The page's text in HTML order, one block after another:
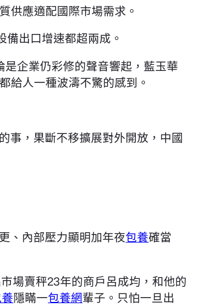
供應適配國際市場需求。
出口增速都超兩成。
企業仍彩修的聲音響起，藍玉華
給人一種波濤不驚的感到。
事，果斷不移擴展對外開放，中國
、內部壓力顯明加年夜包養確當
場賣秤23年的商戶呂成均，和他的
隱瞞一包養網輩子。只怕一旦出